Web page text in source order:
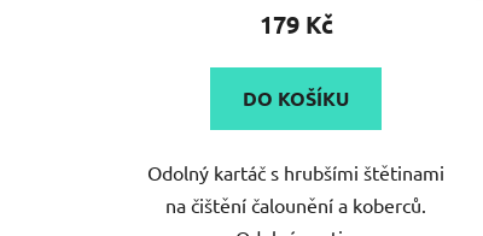
179 Kč
DO KOŠÍKU
Odolný kartáč s hrubšími štětinami
na čištění čalounění a koberců.